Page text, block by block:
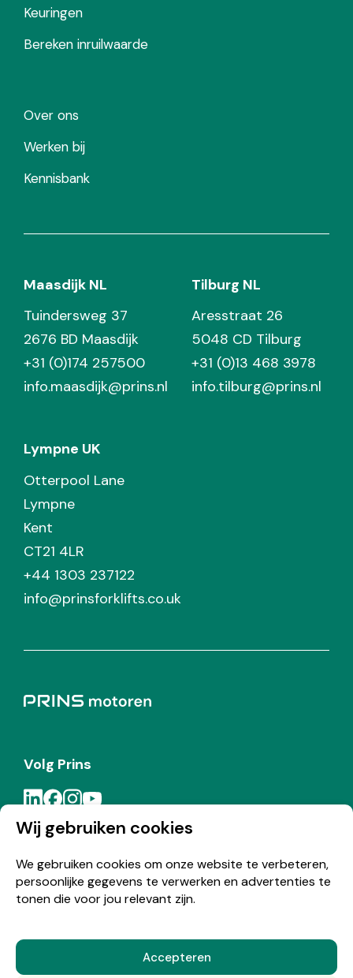
Wij gebruiken cookies
We gebruiken cookies om onze website te verbeteren,
persoonlijke gegevens te verwerken en advertenties te
tonen die voor jou relevant zijn.
Accepteren
Keuringen
Bereken inruilwaarde
Over ons
Werken bij
Kennisbank
Maasdijk NL
Tuindersweg 37
2676 BD Maasdijk
+31 (0)174 257500
info.maasdijk@prins.nl
Tilburg NL
Aresstraat 26
5048 CD Tilburg
+31 (0)13 468 3978
info.tilburg@prins.nl
Lympne UK
Otterpool Lane
Lympne
Kent
CT21 4LR
+44 1303 237122
info@prinsforklifts.co.uk
Volg Prins
Meld je aan voor de Prins nieuwsbrief
© Copyright 2026 Prins